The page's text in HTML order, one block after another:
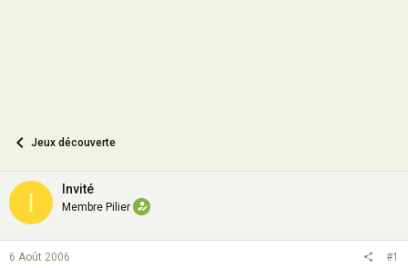
Jeux découverte
I Invité
Membre Pilier
6 Août 2006 #1